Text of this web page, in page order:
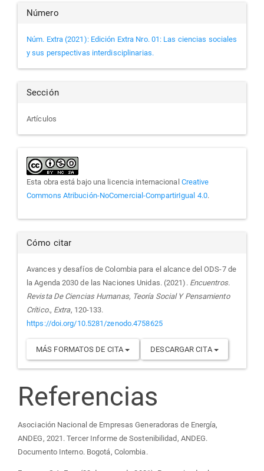
Detalles
del
artículo
Número
Núm. Extra (2021): Edición Extra Nro. 01: Las ciencias sociales
y sus perspectivas interdisciplinarias.
Sección
Artículos
Esta obra está bajo una licencia internacional Creative
Commons Atribución-NoComercial-CompartirIgual 4.0.
Cómo citar
Avances y desafíos de Colombia para el alcance del ODS-7 de
la Agenda 2030 de las Naciones Unidas. (2021). Encuentros.
Revista De Ciencias Humanas, Teoría Social Y Pensamiento
Crítico., Extra, 120-133.
https://doi.org/10.5281/zenodo.4758625
MÁS FORMATOS DE CITA DESCARGAR CITA
Referencias
Asociación Nacional de Empresas Generadoras de Energía,
ANDEG, 2021. Tercer Informe de Sostenibilidad, ANDEG.
Documento Interno. Bogotá, Colombia.